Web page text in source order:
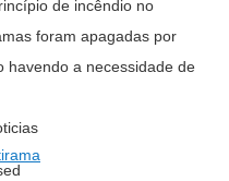
de incêndio no
foram apagadas por
havendo a necessidade de